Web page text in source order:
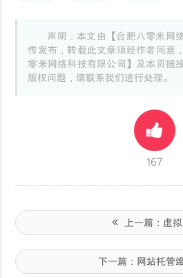
声明：本文由【合肥八零米网
传发布，转载此文章须经作者同意
零米网络科技有限公司】及本页链
版权问题，请联系我们进行处理。
167
上一篇：虚
下一篇： 网站托管